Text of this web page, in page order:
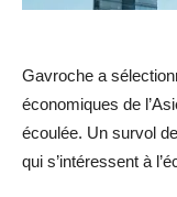
Gavroche a
économiques de
écoulée. Un survol
qui s’intéressent à